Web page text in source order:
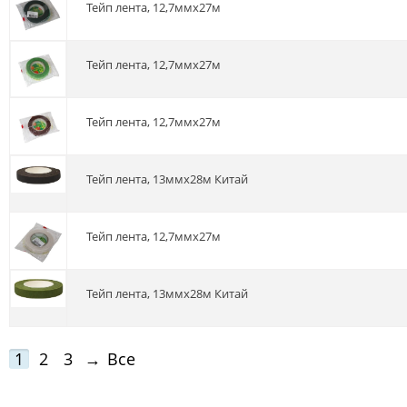
Тейп лента, 12,7ммх27м
Тейп лента, 12,7ммх27м
Тейп лента, 12,7ммх27м
Тейп лента, 13ммх28м Китай
Тейп лента, 12,7ммх27м
Тейп лента, 13ммх28м Китай
1 2 3 → Все